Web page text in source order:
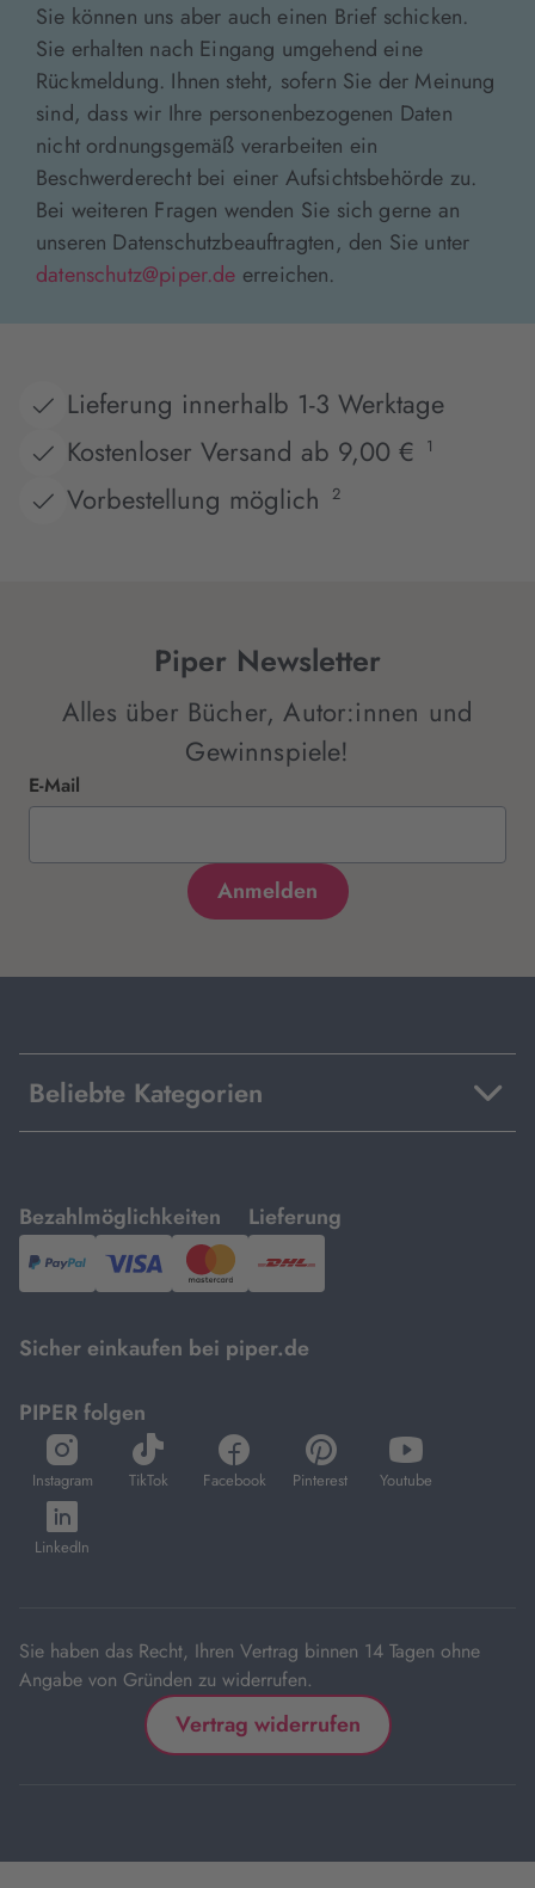
Sie können uns aber auch einen Brief schicken.
Sie erhalten nach Eingang umgehend eine
Rückmeldung. Ihnen steht, sofern Sie der Meinung
sind, dass wir Ihre personenbezogenen Daten
nicht ordnungsgemäß verarbeiten ein
Beschwerderecht bei einer Aufsichtsbehörde zu.
Bei weiteren Fragen wenden Sie sich gerne an
unseren Datenschutzbeauftragten, den Sie unter
datenschutz@piper.de erreichen.
Lieferung innerhalb 1-3 Werktage
Kostenloser Versand ab 9,00 €
1
Vorbestellung möglich 2
Piper Newsletter
Alles über Bücher, Autor:innen und
Gewinnspiele!
E-Mail
Beliebte Kategorien
Bezahlmöglichkeiten
mit
PayPal,Visa
und
Lieferung
mit
DHL.
Sicher einkaufen bei piper.de
PIPER folgen
Instagram
öffnet
in
neuem
Tab
TikTok
öffnet
in
Facebook
öffnet
in
Pinterest
öffnet
in
Youtube
öffnet
in
LinkedIn
öffnet
in
Sie haben das Recht, Ihren Vertrag binnen 14 Tagen ohne
Angabe von Gründen zu widerrufen.
Vertrag widerrufen